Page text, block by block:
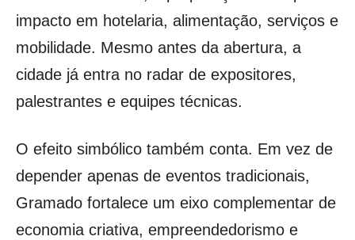
impacto em hotelaria, alimentação, serviços e
mobilidade. Mesmo antes da abertura, a
cidade já entra no radar de expositores,
palestrantes e equipes técnicas.
O efeito simbólico também conta. Em vez de
depender apenas de eventos tradicionais,
Gramado fortalece um eixo complementar de
economia criativa, empreendedorismo e